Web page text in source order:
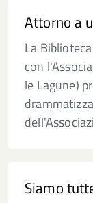
Attorno a
La
con
le Lagune)
Siamo